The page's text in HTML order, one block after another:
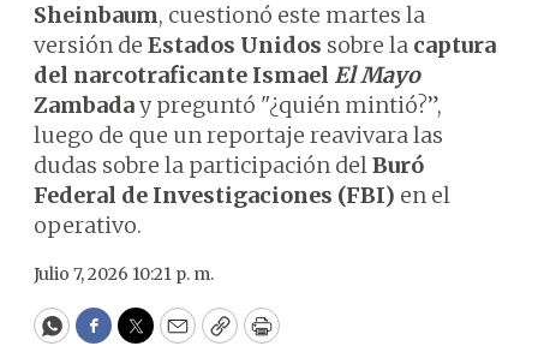
Sheinbaum, cuestionó este martes la
versión de Estados Unidos sobre la captura
del narcotraficante Ismael El Mayo
Zambaday preguntó "¿quién mintió?”,
luego de que un reportaje reavivara las
dudas sobre la participación delBuró
Federal de Investigaciones (FBI) en el
operativo.
Julio 7, 2026 10:21 p. m.
WhatsApp
Facebook
Twitter
EmailCopyPrint